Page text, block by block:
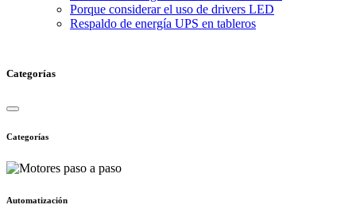
Porque considerar el uso de drivers LED
Respaldo de energía UPS en tableros
Categorías
Categorías
Automatización